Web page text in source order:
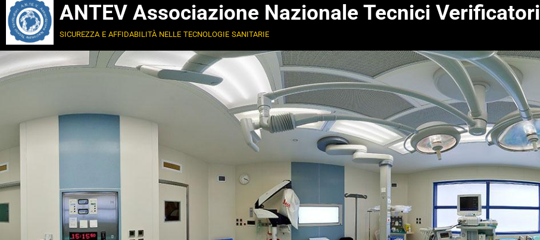
ANTEV Associazione Nazionale Tecnici Verificatori
sicurezza e affidabilità nelle tecnologie sanitarie